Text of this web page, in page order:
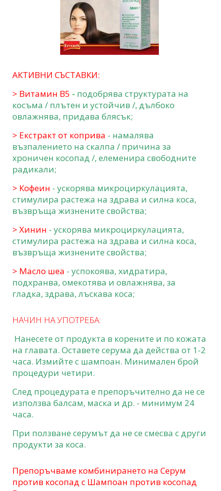
АКТИВНИ СЪСТАВКИ:
> Витамин В5 - подобрява структурата на
косъма / плътен и устойчив /, дълбоко
овлажнява, придава блясък;
> Екстракт от коприва - намалява
възпалението на скалпа / причина за
хроничен косопад /, елеменира свободните
радикали;
> Кофеин - ускорява микроциркулацията,
стимулира растежа на здрава и силна коса,
възвръща жизнените свойства;
> Хинин - ускорява микроциркулацията,
стимулира растежа на здрава и силна коса,
възвръща жизнените свойства;
> Масло шеа - успокоява, хидратира,
подхранва, омекотява и овлажнява, за
гладка, здрава, лъскава коса;
НАЧИН НА УПОТРЕБА:
Нанесете от продукта в корените и по кожата
на главата. Оставете серума да действа от 1-2
часа. Измийте с шампоан. Минимален брой
процедури четири.
След процедурата е препоръчително да не се
използва балсам, маска и др. - минимум 24
часа.
При ползване серумът да не се смесва с други
продукти за коса.
Препоръчваме комбинирането на Серум
против косопад с Шампоан против косопад